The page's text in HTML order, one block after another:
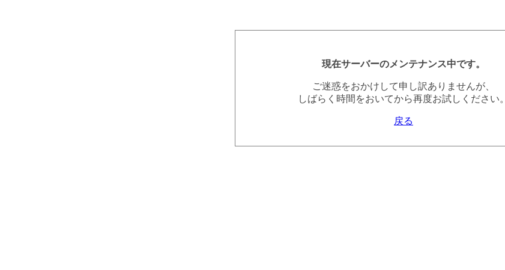
現在サーバーのメンテナンス中です。
ご迷惑をおかけして申し訳ありませんが、
しばらく時間をおいてから再度お試しください。
戻る